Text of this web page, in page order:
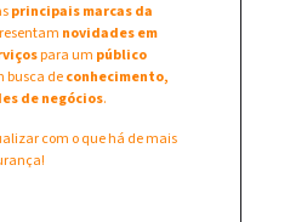
principais marcas da
novidades em
para um público
busca deconhecimento,
de negócios.
com o que há de mais